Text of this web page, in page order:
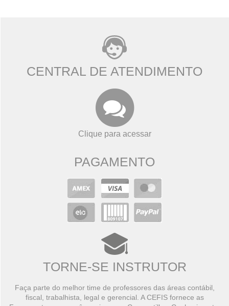
CENTRAL DE ATENDIMENTO
Clique para acessar
PAGAMENTO
TORNE-SE INSTRUTOR
Faça parte do melhor time de professores das áreas contábil,
fiscal, trabalhista, legal e gerencial. A CEFIS fornece as